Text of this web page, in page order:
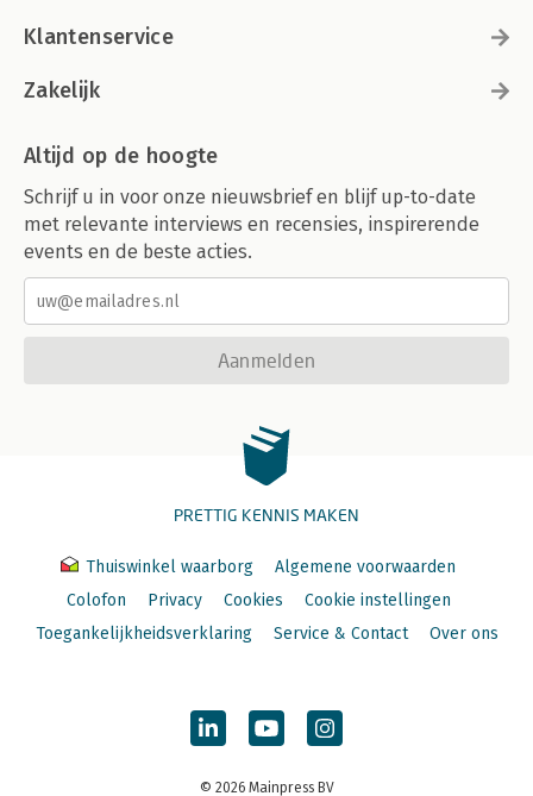
Klantenservice
Zakelijk
Altijd op de hoogte
Schrijf u in voor onze nieuwsbrief en blijf up-to-date
met relevante interviews en recensies, inspirerende
events en de beste acties.
Aanmelden
PRETTIG KENNIS MAKEN
Thuiswinkel waarborg
Algemene voorwaarden
Colofon
Privacy Cookies
Cookie instellingen
Toegankelijkheidsverklaring
Service & Contact Over ons
© 2026 Mainpress BV